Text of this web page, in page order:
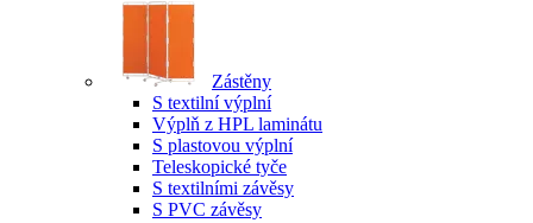
Zástěny
S textilní výplní
Výplň z HPL laminátu
S plastovou výplní
Teleskopické tyče
S textilními závěsy
S PVC závěsy